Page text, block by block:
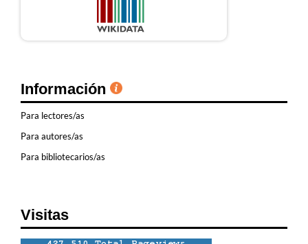
Información
Para lectores/as
Para autores/as
Para bibliotecarios/as
Visitas